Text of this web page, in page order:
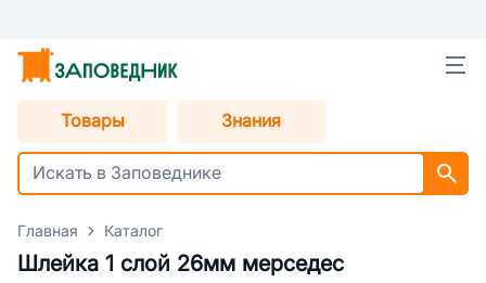
Товары Знания
Главная Каталог
Шлейка 1 слой 26мм мерседес